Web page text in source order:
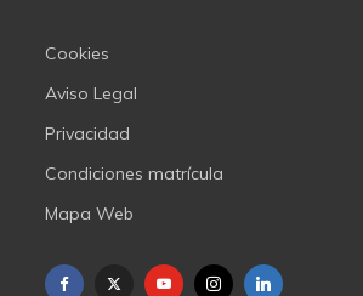
Cookies
Aviso Legal
Privacidad
Condiciones matrícula
Mapa Web